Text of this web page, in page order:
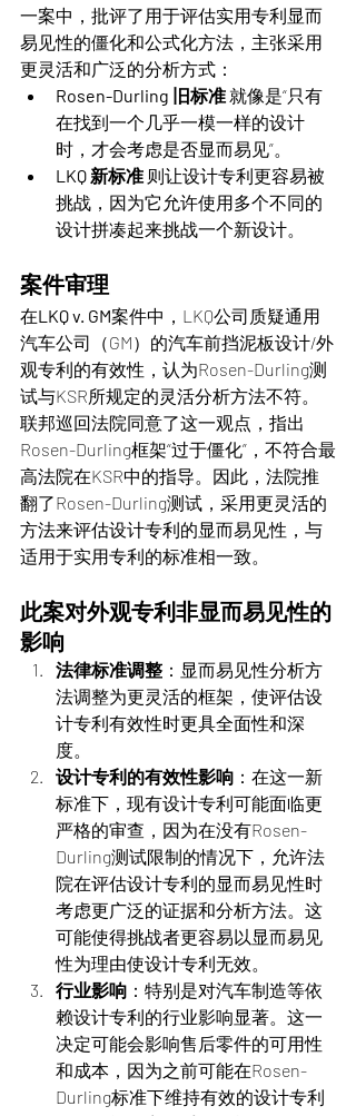
一案中，批评了用于评估实用专利显而
易见性的僵化和公式化方法，主张采用
更灵活和广泛的分析方式：
Rosen-Durling 旧标准 就像是“只有
在找到一个几乎一模一样的设计
时，才会考虑是否显而易见”。
LKQ 新标准 则让设计专利更容易被
挑战，因为它允许使用多个不同的
设计拼凑起来挑战一个新设计。
案件审理
在LKQ v. GM案件中，LKQ公司质疑通用
汽车公司（GM）的汽车前挡泥板设计/外
观专利的有效性，认为Rosen-Durling测
试与KSR所规定的灵活分析方法不符。
联邦巡回法院同意了这一观点，指出
Rosen-Durling框架“过于僵化”，不符合最
高法院在KSR中的指导。因此，法院推
翻了Rosen-Durling测试，采用更灵活的
方法来评估设计专利的显而易见性，与
适用于实用专利的标准相一致。
此案对外观专利非显而易见性的
影响
法律标准调整 ：显而易见性分析方
法调整为更灵活的框架，使评估设
计专利有效性时更具全面性和深
度。
设计专利的有效性影响 ：在这一新
标准下，现有设计专利可能面临更
严格的审查，因为在没有Rosen-
Durling测试限制的情况下，允许法
院在评估设计专利的显而易见性时
考虑更广泛的证据和分析方法。这
可能使得挑战者更容易以显而易见
性为理由使设计专利无效。
行业影响 ：特别是对汽车制造等依
赖设计专利的行业影响显著。这一
决定可能会影响售后零件的可用性
和成本，因为之前可能在Rosen-
Durling标准下维持有效的设计专利